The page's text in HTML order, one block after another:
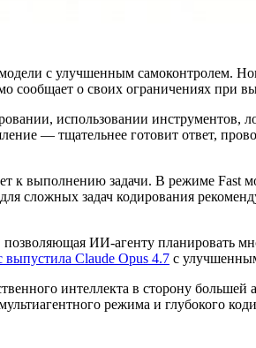
с улучшенным самоконтролем.
сообщает о своих ограничениях
использовании
— тщательнее готовит ответ,
выполнению задачи. В режиме Fast
сложных задач кодирования
ИИ-агенту планировать
выпустила Claude Opus 4.7 с
интеллекта в сторону
режима и глубокого